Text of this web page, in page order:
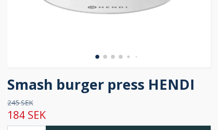
Smash burger press HENDI
245 SEK
184 SEK